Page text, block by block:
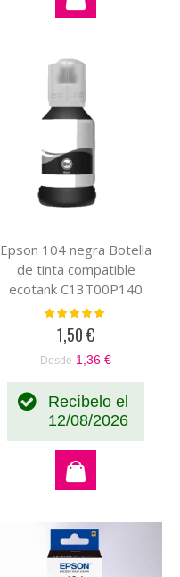
Epson 104 negra Botella
de tinta compatible
ecotank C13T00P140
Valoración:
1,50 €
Desde 1,36 €
Recíbelo el
12/08/2026